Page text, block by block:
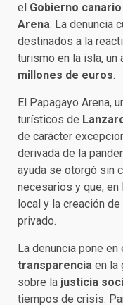
el Gobierno canario
Arena. La denuncia
destinados a la
turismo en la isla, un
millones de euros.
El Papagayo Arena,
turísticos de
de carácter
derivada de la
ayuda se otorgó sin
necesarios y que, en
local y la creación
privado.
La denuncia pone
transparencia en la
sobre la justicia
tiempos de crisis.